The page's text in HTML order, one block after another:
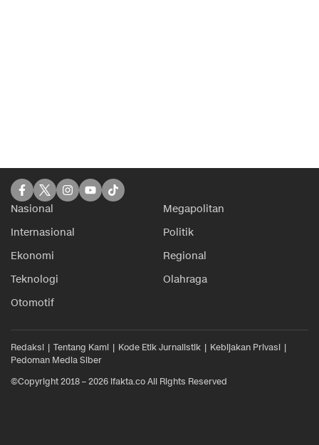
Nasional
Megapolitan
Internasional
Politik
Ekonomi
Regional
Teknologi
Olahraga
Otomotif
Redaksi Tentang Kami Kode Etik Jurnalistik
Kebijakan Privasi
Pedoman Media Siber
©Copyright 2018 – 2026 ifakta.co All Rights Reserved